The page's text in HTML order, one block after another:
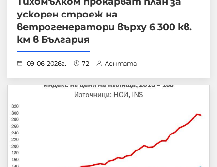
ускорен строеж на
ветрогенератори върху 6 300 кв.
км в България
09-06-2026г. 72 Лентата